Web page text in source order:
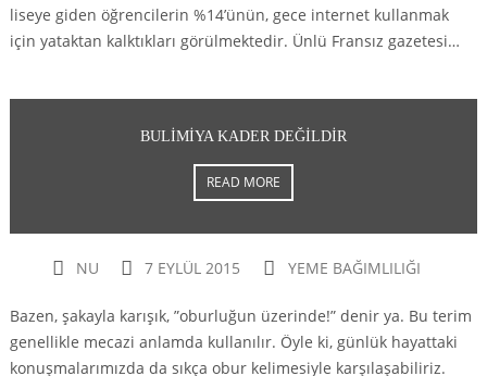
liseye giden öğrencilerin %14’ünün, gece internet kullanmak
için yataktan kalktıkları görülmektedir. Ünlü Fransız gazetesi…
BULIMIYA KADER DEĞILDIR
READ MORE
NU 7 EYLÜL 2015 YEME BAĞIMLILIĞI
Bazen, şakayla karışık, ”oburluğun üzerinde!” denir ya. Bu terim
genellikle mecazi anlamda kullanılır. Öyle ki, günlük hayattaki
konuşmalarımızda da sıkça obur kelimesiyle karşılaşabiliriz.